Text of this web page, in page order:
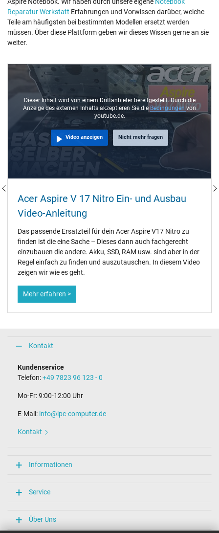
Reparatur Werkstatt Erfahrungen und Vorwissen darüber, welche
Teile am häufigsten bei bestimmten Modellen ersetzt werden
müssen. Über diese Plattform geben wir dieses Wissen gerne an sie
weiter.
Dieser Inhalt wird von einem Drittanbieter bereitgestellt. Durch die
Anzeige des externen Inhalts akzeptieren Sie die Bedingungen von
youtube.de.
Video anzeigen Nicht mehr fragen
Acer Aspire V 17 Nitro Ein- und Ausbau
Video-Anleitung
Das passende Ersatzteil für dein Acer Aspire V17 Nitro zu
finden ist die eine Sache – Dieses dann auch fachgerecht
einzubauen die andere. Akku, SSD, RAM usw. sind aber in der
Regel einfach zu finden und auszutauschen. In diesem Video
zeigen wir wie es geht.
Mehr erfahren >
Kontakt
Kundenservice
Telefon:+49 7823 96 123 - 0
Mo-Fr: 9:00-12:00 Uhr
E-Mail: info@ipc-computer.de
Kontakt
Informationen
Service
Über Uns